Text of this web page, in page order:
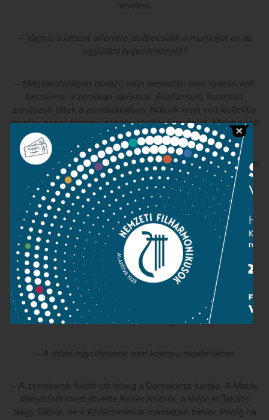
lehetne.
– Vagyis a látszat ellenére alulbecsülik a munkáját és az
együttes teljesítményét?
– Magyarországon hosszú időn keresztül nem igazán volt
becsülete a zenekari játéknak. Alulfizetett, frusztrált
zenészek ültek a zenekarokban. Nálunk nem volt kollektív
munka, zenei életünk néhány kiválóságra épült. Mindig volt
valaki, egy Bartók, egy Kodály, egy Fischer Annie, egy
Ferencsik, aki meghatározó személyiségével és
zsenialitásával összetartotta az itthoni muzsikusokat és vitte
hírünket a világba. A Budapesti Fesztiválzenekar
megalapításával, 1983-ban ennek a megkövült zenekari
formának az erjedési folyamatát indítottuk el. Most,
amikorra a zenekari játék új szemlélete kezd
meghonosodni, Magyarországon leépítik vagy béklyóba
kényszerítik a zenekarokat.
A hetvenes évek puha diktatúrájában bizonyos
szempontból könnyebb volt eligazodni, a három T-s
rendszer kiszámíthatóan működött. Ma, ha büszkélkedni
kell, elővesznek: itt „a Kocsis Zoltán”, de közben
megfojtanak a Nemzeti Filharmonikusok évi másfél
milliárdra csökkentett költségvetésével.
– A többi együttesnek sem könnyű mostanában.
– A zenekarok fölött ott lebeg a Damoklesz kardja. A Matáv
irányítását most átvette Keller András, a MÁV-ét Takács
Nagy Gábor, de a Rádiózenekar romokban hever. Pedig ha